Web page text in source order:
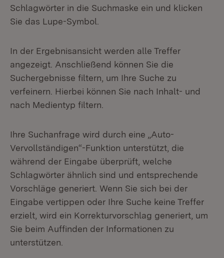
Schlagwörter in die Suchmaske ein und klicken
Sie das Lupe-Symbol.
In der Ergebnisansicht werden alle Treffer
angezeigt. Anschließend können Sie die
Suchergebnisse filtern, um Ihre Suche zu
verfeinern. Hierbei können Sie nach Inhalt- und
nach Medientyp filtern.
Ihre Suchanfrage wird durch eine „Auto-
Vervollständigen“-Funktion unterstützt, die
während der Eingabe überprüft, welche
Schlagwörter ähnlich sind und entsprechende
Vorschläge generiert. Wenn Sie sich bei der
Eingabe vertippen oder Ihre Suche keine Treffer
erzielt, wird ein Korrekturvorschlag generiert, um
Sie beim Auffinden der Informationen zu
unterstützen.